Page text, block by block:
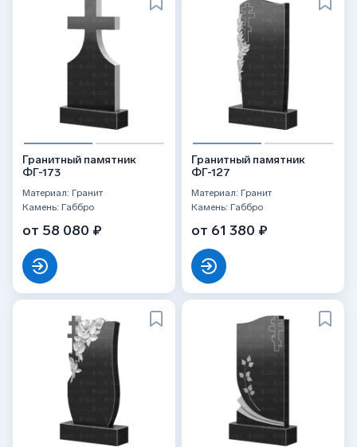
Гранитный памятник
ФГ-173
Материал: Гранит
Камень: Габбро
от 58 080 ₽
Гранитный памятник
ФГ-127
Материал: Гранит
Камень: Габбро
от 61 380 ₽